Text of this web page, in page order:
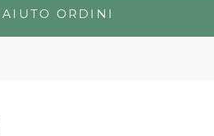
AIUTO ORDINI